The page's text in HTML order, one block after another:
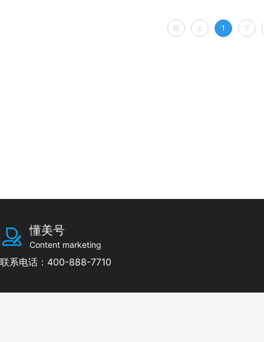
首 上 1 下
懂美号
Content marketing
联系电话：400-888-7710